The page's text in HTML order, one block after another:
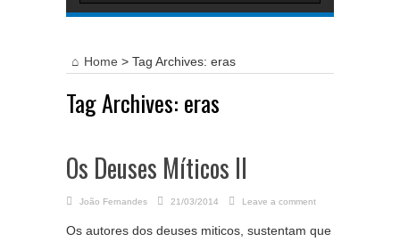
Home > Tag Archives: eras
Tag Archives: eras
Os Deuses Míticos II
João Fernandes 21/03/2014 Leave a comment
Os autores dos deuses miticos, sustentam que